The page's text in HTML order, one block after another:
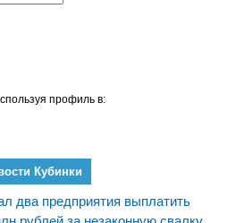
профиль в:
Кубинки
два предприятия выплатить